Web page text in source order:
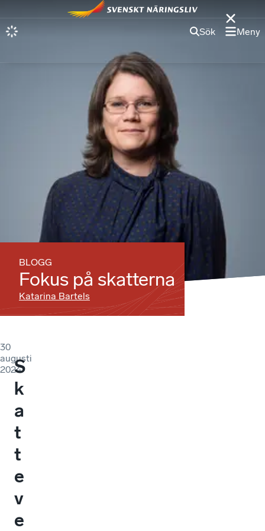
Sök Meny
BLOGG
Fokus på skatterna
Katarina Bartels
30
augusti
2024
S
k
a
t
t
e
v
e